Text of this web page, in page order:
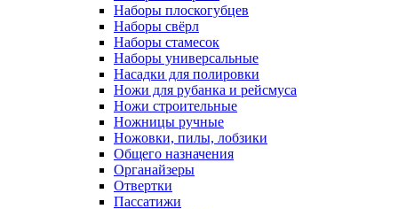
Наборы плоскогубцев
Наборы свёрл
Наборы стамесок
Наборы универсальные
Насадки для полировки
Ножи для рубанка и рейсмуса
Ножи строительные
Ножницы ручные
Ножовки, пилы, лобзики
Общего назначения
Органайзеры
Отвертки
Пассатижи